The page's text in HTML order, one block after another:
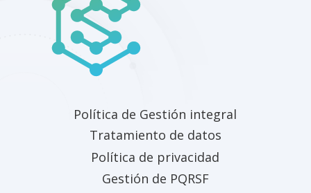
Política de Gestión integral
Tratamiento de datos
Política de privacidad
Gestión de PQRSF